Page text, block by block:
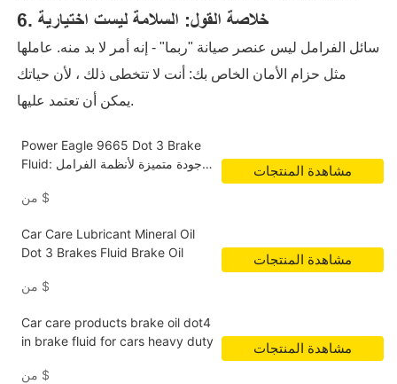
6. خلاصة القول: السلامة ليست اختيارية
سائل الفرامل ليس عنصر صيانة "ربما" - إنه أمر لا بد منه. عاملها
مثل حزام الأمان الخاص بك: أنت لا تتخطى ذلك ، لأن حياتك
يمكن أن تعتمد عليها.
Power Eagle 9665 Dot 3 Brake
Fluid: جودة متميزة لأنظمة الفرامل
$
مشاهدة المنتجات
Car Care Lubricant Mineral Oil
Dot 3 Brakes Fluid Brake Oil
$
مشاهدة المنتجات
Car care products brake oil dot4
in brake fluid for cars heavy duty
$
مشاهدة المنتجات